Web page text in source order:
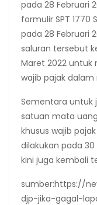
pada 28 Februari
formulir SPT 1770
pada 28 Februari
saluran tersebut
Maret 2022 untuk
wajib pajak dalam
Sementara untuk
satuan mata uang
khusus wajib
dilakukan pada 30
kini juga kembali
sumber:https://
djp-jika-gagal-